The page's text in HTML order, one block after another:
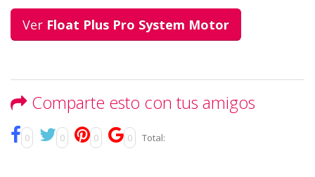
Ver Float Plus Pro System Motor
Comparte esto con tus amigos
0 0 0 0 Total: